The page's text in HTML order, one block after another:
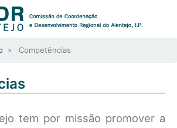
» Competências
tem por missão promover a